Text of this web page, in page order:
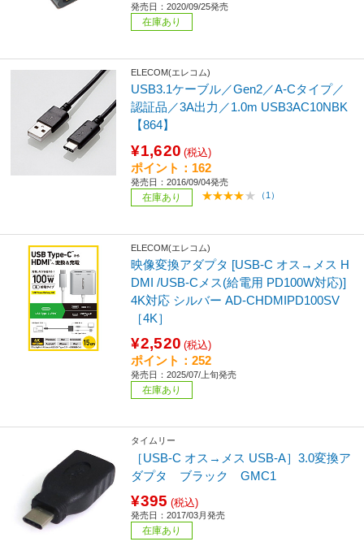
発売日：2020/09/25発売
在庫あり
ELECOM(エレコム)
USB3.1ケーブル／Gen2／A-Cタイプ／
認証品／3A出力／1.0m USB3AC10NBK
【864】
¥1,620 (税込)
ポイント：162
発売日：2016/09/04発売
在庫あり （1）
ELECOM(エレコム)
映像変換アダプタ [USB-C オス→メス H
DMI /USB-Cメス(給電用 PD100W対応)]
4K対応 シルバー AD-CHDMIPD100SV
［4K］
¥2,520 (税込)
ポイント：252
発売日：2025/07/上旬発売
在庫あり
タイムリー
［USB-C オス→メス USB-A］3.0変換ア
ダプタ ブラック GMC1
¥395 (税込)
発売日：2017/03月発売
在庫あり